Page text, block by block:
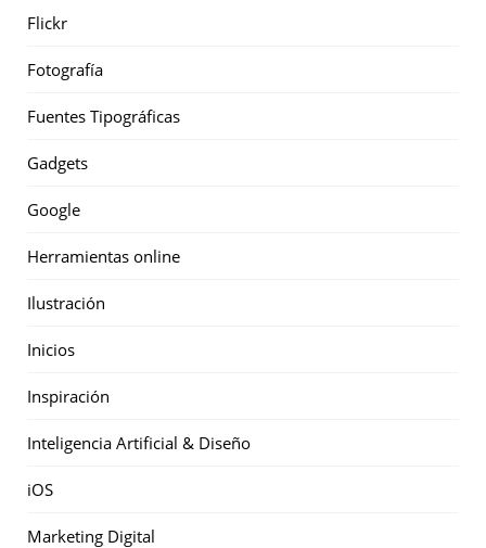
Flickr
Fotografía
Fuentes Tipográficas
Gadgets
Google
Herramientas online
Ilustración
Inicios
Inspiración
Inteligencia Artificial & Diseño
iOS
Marketing Digital